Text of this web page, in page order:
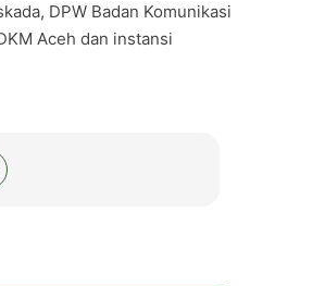
DPW Badan Komunikasi
Aceh dan instansi